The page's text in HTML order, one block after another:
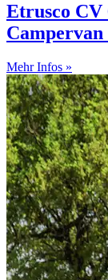
Etrusco CV
Mehr Infos »